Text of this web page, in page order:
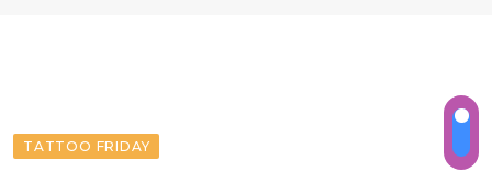
TATTOO FRIDAY